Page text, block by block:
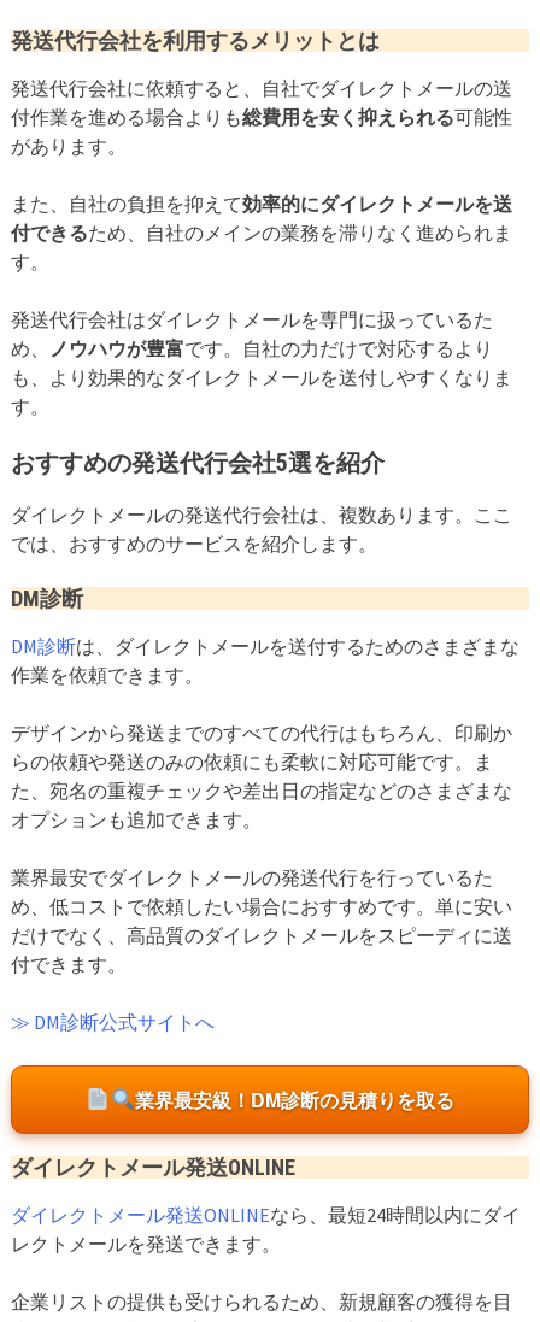
発送代行会社を利用するメリットとは
発送代行会社に依頼すると、自社でダイレクトメールの送
付作業を進める場合よりも総費用を安く抑えられる可能性
があります。
また、自社の負担を抑えて効率的にダイレクトメールを送
付できるため、自社のメインの業務を滞りなく進められま
す。
発送代行会社はダイレクトメールを専門に扱っているた
め、
ノウハウが豊富です。自社の力だけで対応するより
も、より効果的なダイレクトメールを送付しやすくなりま
す。
おすすめの発送代行会社5選を紹介
ダイレクトメールの発送代行会社は、複数あります。ここ
では、おすすめのサービスを紹介します。
DM診断
DM診断は、ダイレクトメールを送付するためのさまざまな
作業を依頼できます。
デザインから発送までのすべての代行はもちろん、印刷か
らの依頼や発送のみの依頼にも柔軟に対応可能です。ま
た、宛名の重複チェックや差出日の指定などのさまざまな
オプションも追加できます。
業界最安でダイレクトメールの発送代行を行っているた
め、低コストで依頼したい場合におすすめです。単に安い
だけでなく、高品質のダイレクトメールをスピーディに送
付できます。
≫ DM診断公式サイトへ
業界最安級！DM診断の見積りを取る
ダイレクトメール発送ONLINE
ダイレクトメール発送ONLINEなら、最短24時間以内にダイ
レクトメールを発送できます。
企業リストの提供も受けられるため、新規顧客の獲得を目